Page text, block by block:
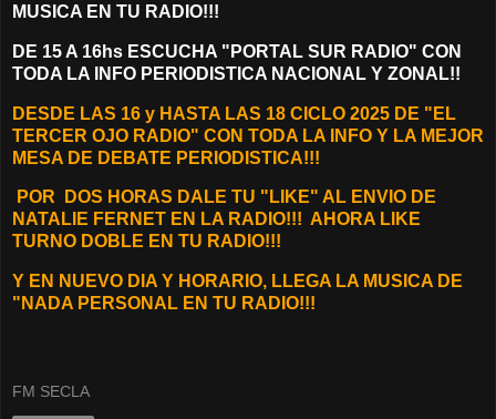
MUSICA EN TU RADIO!!!
DE 15 A 16hs ESCUCHA "PORTAL SUR RADIO" CON
TODA LA INFO PERIODISTICA NACIONAL Y ZONAL!!
DESDE LAS 16 y HASTA LAS 18 CICLO 2025 DE "EL
TERCER OJO RADIO" CON TODA LA INFO Y LA MEJOR
MESA DE DEBATE PERIODISTICA!!!
POR DOS HORAS DALE TU "LIKE" AL ENVIO DE
NATALIE FERNET EN LA RADIO!!! AHORA LIKE
TURNO DOBLE EN TU RADIO!!!
Y EN NUEVO DIA Y HORARIO, LLEGA LA MUSICA DE
"NADA PERSONAL EN TU RADIO!!!
FM SECLA